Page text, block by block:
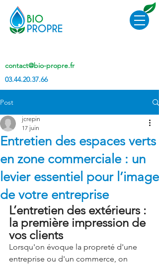
contact@bio-propre.fr
03.44.20.37.66
Post
Entretien des espaces verts
en zone commerciale : un
levier essentiel pour l’image
de votre entreprise
jcrepin
17 juin
L’entretien des extérieurs :
la première impression de
vos clients
Lorsqu'on évoque la propreté d'une
entreprise ou d'un commerce, on